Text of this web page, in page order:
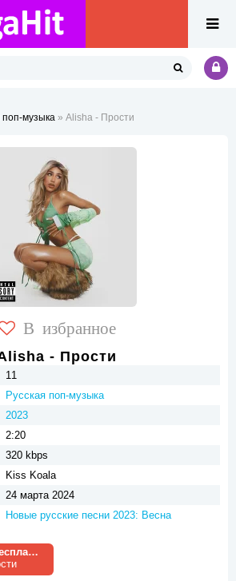
поп-музыка » Alisha - Прости
В избранное
- Прости
11
Русская поп-музыка
2023
2:20
320 kbps
Kiss Koala
24 марта 2024
Новые русские песни 2023: Весна
Слушать бесплатно